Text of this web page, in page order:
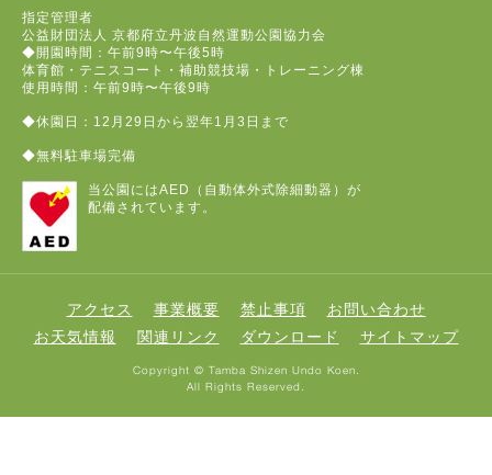
指定管理者
公益財団法人 京都府立丹波自然運動公園協力会
◆開園時間：午前9時〜午後5時
体育館・テニスコート・補助競技場・トレーニング棟
使用時間：午前9時〜午後9時
◆休園日：12月29日から翌年1月3日まで
◆無料駐車場完備
当公園にはAED（自動体外式除細動器）が
配備されています。
アクセス 事業概要 禁止事項
お問い合わせ
お天気情報
関連リンク ダウンロード サイトマップ
Copyright © Tamba Shizen Undo Koen.
All Rights Reserved.